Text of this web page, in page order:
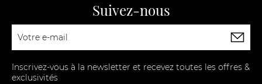
Suivez-nous
Inscrivez-vous à la newsletter et recevez toutes les offres &
exclusivités